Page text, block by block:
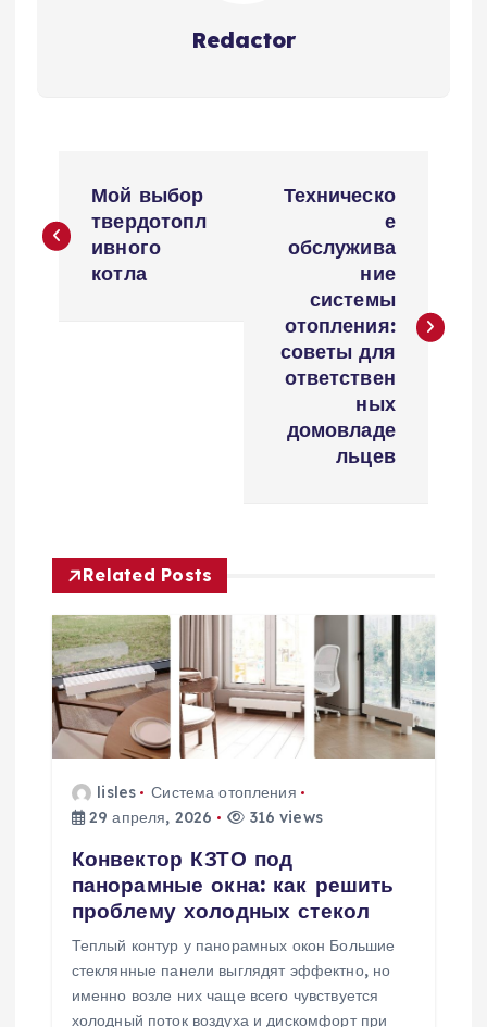
Redactor
а
и
я
п
о
з
Мой выбор
твердотопл
ивного
котла
Техническо
е
обслужива
ние
системы
отопления:
советы для
ответствен
ных
домовладе
льцев
Related Posts
lisles
Система отопления
29 апреля, 2026
316 views
Конвектор КЗТО под
панорамные окна: как решить
проблему холодных стекол
Теплый контур у панорамных окон Большие
стеклянные панели выглядят эффектно, но
именно возле них чаще всего чувствуется
холодный поток воздуха и дискомфорт при